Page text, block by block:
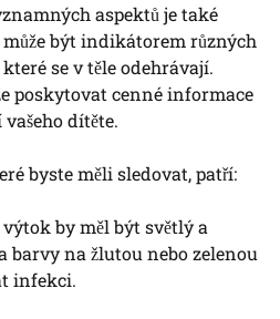
aspektů je také
být indikátorem různých
se v těle odehrávají.
poskytovat cenné informace
dítěte.
byste měli sledovat, patří:
by měl být světlý a
barvy na žlutou nebo zelenou
infekci.